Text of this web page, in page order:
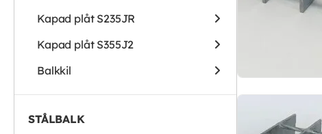
Kapad plåt S235JR
Kapad plåt S355J2
Balkkil
STÅLBALK